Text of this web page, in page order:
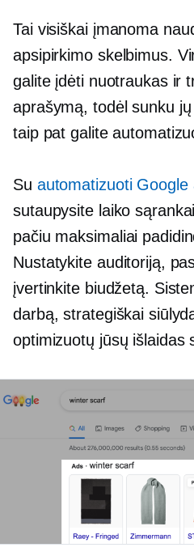
Tai visiškai įmanoma
apsipirkimo skelbimus.
galite įdėti nuotraukas ir
aprašymą, todėl sunku
taip pat galite
Su automatizuoti
sutaupysite laiko
pačiu maksimaliai
Nustatykite auditoriją,
įvertinkite biudžetą.
darbą, strategiškai
optimizuotų jūsų išlaidas